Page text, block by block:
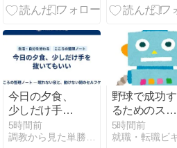
なかったか
今日の夕食、
少しだけ手を
抜いてもいい
5時間前
野球で成功す
るためのスキ
ルアップ練習
法とは？
5時間前